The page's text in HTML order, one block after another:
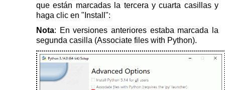
que están marcadas la tercera y cuarta casillas y
haga clic en "Install":
Nota: En versiones anteriores estaba marcada la
segunda casilla (Associate files with Python).